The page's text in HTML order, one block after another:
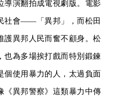
導演翻拍成電視劇版。電影
社會——「異邦」，而松田
護異邦人民而奮不顧身。松
也為多場挨打戲而特別鍛鍊
個使用暴力的人，太過負面
《異邦警察》這類暴力中傳